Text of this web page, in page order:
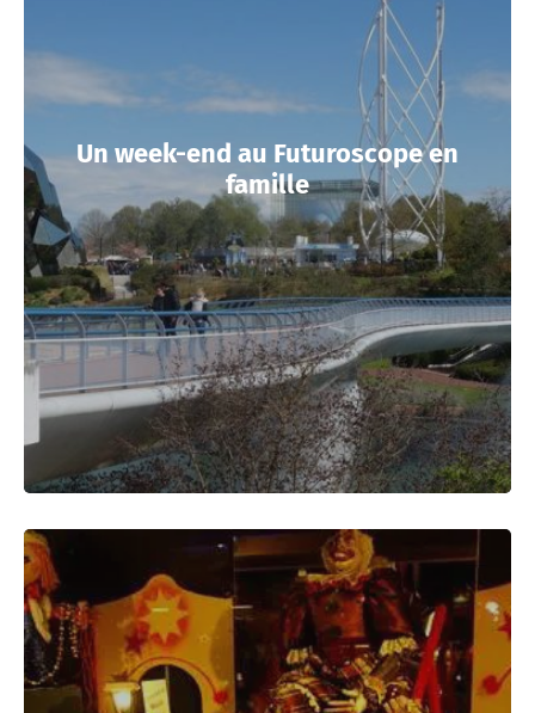
Un week-end au Futuroscope en
famille